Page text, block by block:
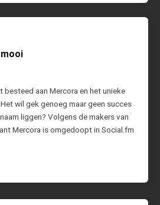
besteed aan Mercora en het unieke
wil gek genoeg maar geen succes
liggen? Volgens de makers van
Mercora is omgedoopt in Social.fm